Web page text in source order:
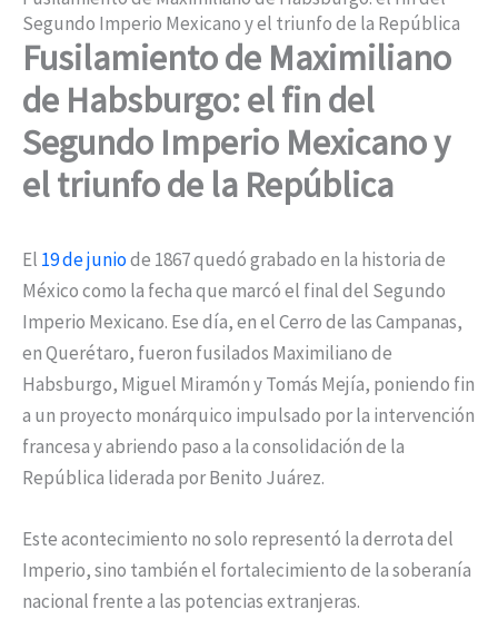
Segundo Imperio Mexicano y el triunfo de la República
Fusilamiento de Maximiliano
de Habsburgo: el fin del
Segundo Imperio Mexicano y
el triunfo de la República
El 19 de juniode 1867 quedó grabado en la historia de
México como la fecha que marcó el final del Segundo
Imperio Mexicano. Ese día, en el Cerro de las Campanas,
en Querétaro, fueron fusilados Maximiliano de
Habsburgo, Miguel Miramón y Tomás Mejía, poniendo fin
a un proyecto monárquico impulsado por la intervención
francesa y abriendo paso a la consolidación de la
República liderada por Benito Juárez.
Este acontecimiento no solo representó la derrota del
Imperio, sino también el fortalecimiento de la soberanía
nacional frente a las potencias extranjeras.